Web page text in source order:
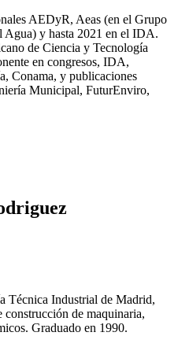
AEDyR, Aeas (en el Grupo
Agua) y hasta 2021 en el IDA.
de Ciencia y Tecnología
en congresos, IDA,
Conama, y publicaciones
Municipal, FuturEnviro,
Técnica Industrial de Madrid,
construcción de maquinaria,
Graduado en 1990.